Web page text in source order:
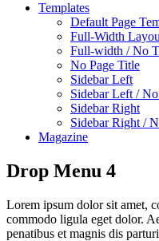
Templates
Default Page
Full-Width
Full-width / No
No Page Title
Sidebar Left
Sidebar Left /
Sidebar Right
Sidebar Right /
Magazine
Drop Menu 4
Lorem ipsum dolor sit amet,
commodo ligula eget dolor.
penatibus et magnis dis